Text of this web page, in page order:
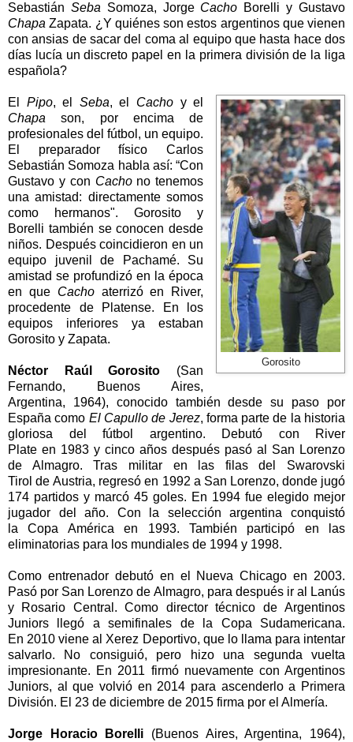
Sebastián Seba Somoza, Jorge Cacho Borelli y Gustavo
Chapa Zapata. ¿Y quiénes son estos argentinos que vienen
con ansias de sacar del coma al equipo que hasta hace dos
días lucía un discreto papel en la primera división de la liga
española?
Gorosito
El Pipo, el Seba, el Cacho y el
Chapa son, por encima de
profesionales del fútbol, un equipo.
El preparador físico Carlos
Sebastián Somoza habla así: “Con
Gustavo y con Cachono tenemos
una amistad: directamente somos
como hermanos". Gorosito y
Borelli también se conocen desde
niños. Después coincidieron en un
equipo juvenil de Pachamé. Su
amistad se profundizó en la época
en que Cachoaterrizó en River,
procedente de Platense. En los
equipos inferiores ya estaban
Gorosito y Zapata.
Néctor Raúl Gorosito (San
Fernando, Buenos Aires,
Argentina, 1964), conocido también desde su paso por
España como El Capullo de Jerez, forma parte de la historia
gloriosa del fútbol argentino. Debutó con
River
Plate en 1983 y cinco años después pasó al San Lorenzo
de Almagro. Tras militar en las filas del Swarovski
Tirol de Austria, regresó en 1992 a San Lorenzo, donde jugó
174 partidos y marcó 45 goles. En 1994 fue elegido mejor
jugador del año. Con la selección argentina conquistó
la Copa América en 1993. También participó en las
eliminatorias para los mundiales de 1994 y 1998.
Como entrenador debutó en el Nueva Chicago en 2003.
Pasó por San Lorenzo de Almagro, para después ir al Lanús
y Rosario Central. Como director técnico de Argentinos
Juniors llegó a semifinales de la Copa Sudamericana.
En 2010 viene al Xerez Deportivo, que lo llama para intentar
salvarlo. No consiguió, pero hizo una segunda vuelta
impresionante. En 2011 firmó nuevamente con Argentinos
Juniors, al que volvió en 2014 para ascenderlo a Primera
División. El 23 de diciembre de 2015 firma por el Almería.
Jorge Horacio Borelli (Buenos Aires, Argentina, 1964),